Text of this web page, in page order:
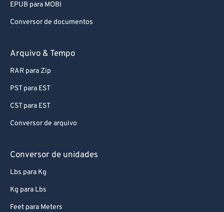
EPUB para MOBI
Conversor de documentos
Arquivo & Tempo
RAR para Zip
PST para EST
CST para EST
Conversor de arquivo
Conversor de unidades
Lbs para Kg
Kg para Lbs
Feet para Meters